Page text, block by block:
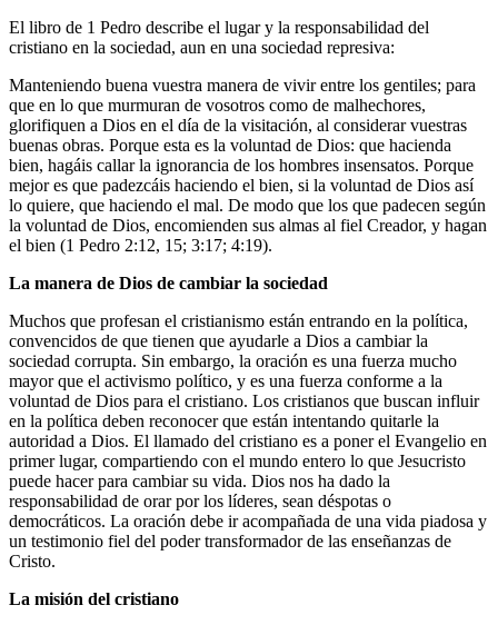
El libro de 1 Pedro describe el lugar y la responsabilidad del
cristiano en la sociedad, aun en una sociedad represiva:
Manteniendo buena vuestra manera de vivir entre los gentiles; para
que en lo que murmuran de vosotros como de malhechores,
glorifiquen a Dios en el día de la visitación, al considerar vuestras
buenas obras. Porque esta es la voluntad de Dios: que hacienda
bien, hagáis callar la ignorancia de los hombres insensatos. Porque
mejor es que padezcáis haciendo el bien, si la voluntad de Dios así
lo quiere, que haciendo el mal. De modo que los que padecen según
la voluntad de Dios, encomienden sus almas al fiel Creador, y hagan
el bien (1 Pedro 2:12, 15; 3:17; 4:19).
La manera de Dios de cambiar la sociedad
Muchos que profesan el cristianismo están entrando en la política,
convencidos de que tienen que ayudarle a Dios a cambiar la
sociedad corrupta. Sin embargo, la oración es una fuerza mucho
mayor que el activismo político, y es una fuerza conforme a la
voluntad de Dios para el cristiano. Los cristianos que buscan influir
en la política deben reconocer que están intentando quitarle la
autoridad a Dios. El llamado del cristiano es a poner el Evangelio en
primer lugar, compartiendo con el mundo entero lo que Jesucristo
puede hacer para cambiar su vida. Dios nos ha dado la
responsabilidad de orar por los líderes, sean déspotas o
democráticos. La oración debe ir acompañada de una vida piadosa y
un testimonio fiel del poder transformador de las enseñanzas de
Cristo.
La misión del cristiano